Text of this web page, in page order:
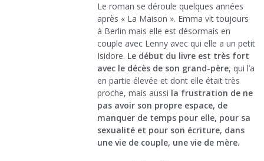
Le roman se déroule quelques années
après « La Maison ». Emma vit toujours
à Berlin mais elle est désormais en
couple avec Lenny avec qui elle a un petit
Isidore. Le début du livre est très fort
avec le décès de son grand-père, qui l’a
en partie élevée et dont elle était très
proche, mais aussi la frustration de ne
pas avoir son propre espace, de
manquer de temps pour elle, pour sa
sexualité et pour son écriture, dans
une vie de couple, une vie de mère.